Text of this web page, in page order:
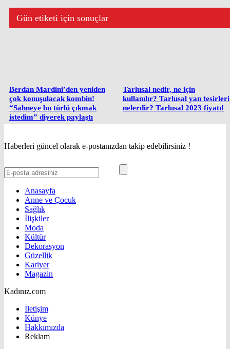
Gün etiketi için sonuçlar
Berdan Mardini’den yeniden
çok konuşulacak kombin!
“Sahneye bu türlü çıkmak
istedim” diyerek paylaştı
Tarlusal nedir, ne için
kullanılır? Tarlusal yan tesirleri
nelerdir? Tarlusal 2023 fiyatı!
Haberleri güncel olarak e-postanızdan takip edebilirsiniz !
Anasayfa
Anne ve Çocuk
Sağlık
İlişkiler
Moda
Kültür
Dekorasyon
Güzellik
Kariyer
Magazin
Kadınız.com
İletişim
Künye
Hakkımızda
Reklam